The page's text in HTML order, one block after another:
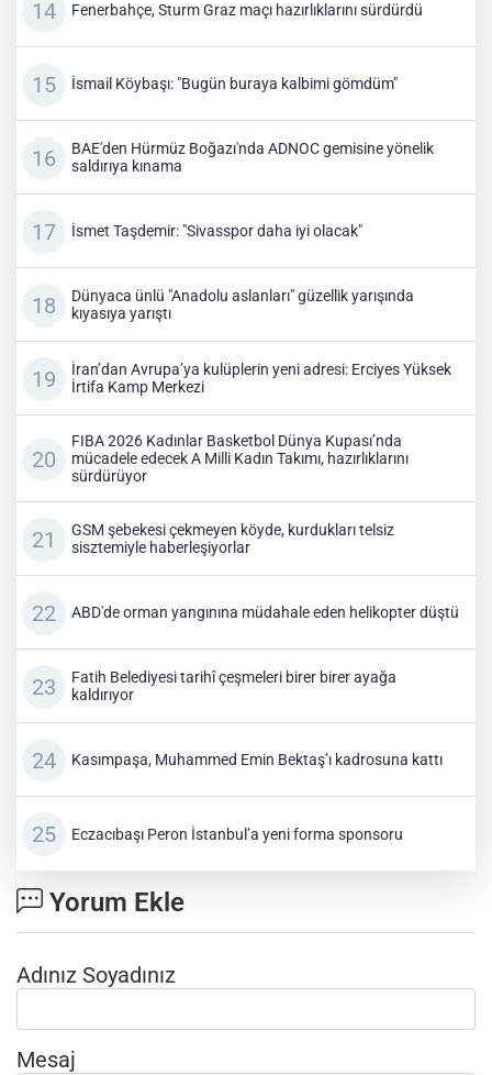
Fenerbahçe, Sturm Graz maçı hazırlıklarını sürdürdü
İsmail Köybaşı: "Bugün buraya kalbimi gömdüm"
BAE'den Hürmüz Boğazı'nda ADNOC gemisine yönelik
saldırıya kınama
İsmet Taşdemir: "Sivasspor daha iyi olacak"
Dünyaca ünlü "Anadolu aslanları" güzellik yarışında
kıyasıya yarıştı
İran’dan Avrupa’ya kulüplerin yeni adresi: Erciyes Yüksek
İrtifa Kamp Merkezi
FIBA 2026 Kadınlar Basketbol Dünya Kupası’nda
mücadele edecek A Milli Kadın Takımı, hazırlıklarını
sürdürüyor
GSM şebekesi çekmeyen köyde, kurdukları telsiz
sisztemiyle haberleşiyorlar
ABD'de orman yangınına müdahale eden helikopter düştü
Fatih Belediyesi tarihî çeşmeleri birer birer ayağa
kaldırıyor
Kasımpaşa, Muhammed Emin Bektaş’ı kadrosuna kattı
Eczacıbaşı Peron İstanbul’a yeni forma sponsoru
Yorum Ekle
Adınız Soyadınız
Mesaj